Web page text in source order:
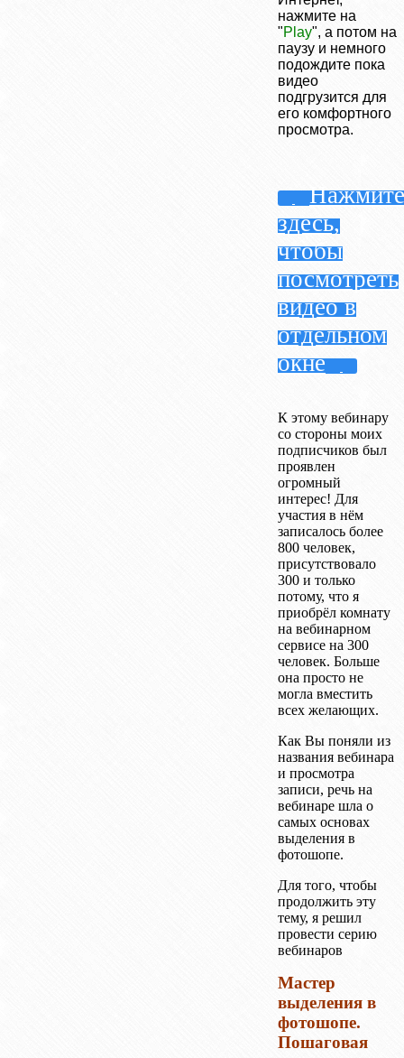
нажмите на
"Play", а потом на
паузу и немного
подождите пока
видео
подгрузится для
его комфортного
просмотра.
Нажмите
здесь,
чтобы
посмотреть
видео в
отдельном
окне
К этому вебинару
со стороны моих
подписчиков был
проявлен
огромный
интерес! Для
участия в нём
записалось более
800 человек,
присутствовало
300 и только
потому, что я
приобрёл комнату
на вебинарном
сервисе на 300
человек. Больше
она просто не
могла вместить
всех желающих.
Как Вы поняли из
названия вебинара
и просмотра
записи, речь на
вебинаре шла о
самых основах
выделения в
фотошопе.
Для того, чтобы
продолжить эту
тему, я решил
провести серию
вебинаров
Мастер
выделения в
фотошопе.
Пошаговая